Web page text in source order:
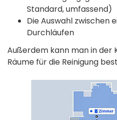
Standard, umfassend)
Die Auswahl zwischen
Durchläufen
Außerdem kann man in der
Räume für die Reinigung